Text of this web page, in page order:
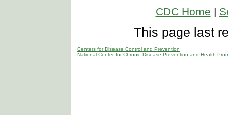
CDC Home |
This page last
Centers for Disease Control and Prevention
National Center for Chronic Disease Prevention and Health